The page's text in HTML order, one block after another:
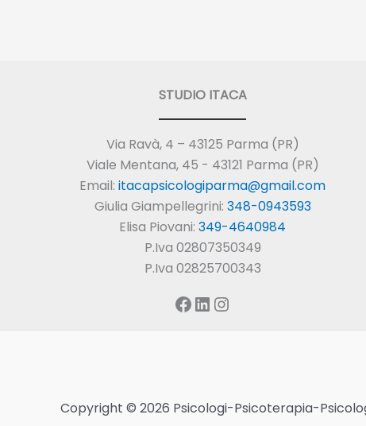
STUDIO ITACA
Via Ravà, 4 – 43125 Parma (PR)
Viale Mentana, 45 - 43121 Parma (PR)
Email:itacapsicologiparma@gmail.com
Giulia Giampellegrini: 348-0943593
Elisa Piovani:349-4640984
P.Iva 02807350349
P.Iva 02825700343
Facebook
LinkedIn
Instagram
Copyright © 2026 Psicologi-Psicoterapia-